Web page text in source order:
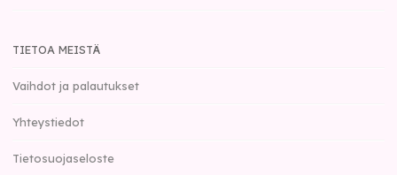
TIETOA MEISTÄ
Vaihdot ja palautukset
Yhteystiedot
Tietosuojaseloste